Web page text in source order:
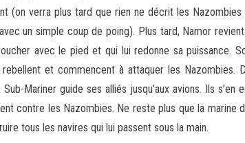
(on verra plus tard que rien ne décrit les
un simple coup de poing). Plus tard, Namor
avec le pied et qui lui redonne sa puissance.
et commencent à attaquer les Nazombies.
Mariner guide ses alliés jusqu’aux avions. Ils
contre les Nazombies. Ne reste plus que la marine
tous les navires qui lui passent sous la main.